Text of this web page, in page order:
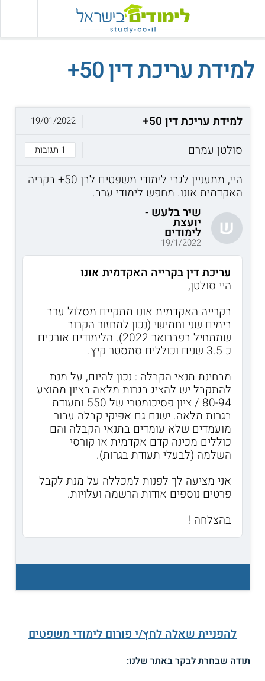
למידת עריכת דין 50+
למידת עריכת דין 50+
סולטן עמרם
1 תגובות
19/01/2022
היי, מתעניין לגבי לימודי משפטים לבן 50+ בקריה
האקדמית אונו. מחפש לימודי ערב.
ש
שיר בלעש -
יועצת
לימודים
19/1/2022
עריכת דין בקרייה האקדמית אונו
היי סולטן,
בקרייה האקדמית אונו מתקיים מסלול ערב
בימים שני וחמישי (נכון למחזור הקרוב
שמתחיל בפברואר 2022). הלימודים אורכים
כ 3.5 שנים וכוללים סמסטר קיץ.
מבחינת תנאי הקבלה : נכון להיום, על מנת
להתקבל יש להציג בגרות מלאה בציון ממוצע
80-94 / ציון פסיכומטרי של 550 ותעודת
בגרות מלאה. ישנם גם אפיקי קבלה עבור
מועמדים שלא עומדים בתנאי הקבלה והם
כוללים מכינה קדם אקדמית או קורסי
השלמה (לבעלי תעודת בגרות).
אני מציעה לך לפנות למכללה על מנת לקבל
פרטים נוספים אודות הרשמה ועלויות.
בהצלחה !
להפניית שאלה לחץ/י פורום לימודי משפטים
תודה שבחרת לבקר באתר שלנו: